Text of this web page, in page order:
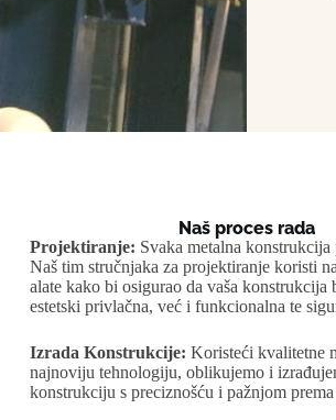
Naš proces rada
Projektiranje: Svaka metalna
Naš tim stručnjaka za projektiranje koristi
alate kako bi osigurao da vaša konstrukcija
estetski privlačna, već i funkcionalna te
Izrada Konstrukcije: Koristeći kvalitetne
najnoviju tehnologiju, oblikujemo i
konstrukciju s preciznošću i pažnjom